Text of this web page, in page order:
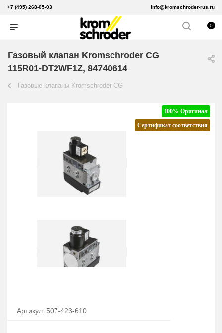
+7 (495) 268-05-03 info@kromschroder-rus.ru
0
Газовый клапан Kromschroder CG
115R01-DT2WF1Z, 84740614
Газовые клапаны Kromschroder CG
100% Оригинал
Сертификат соответствия
Артикул: 507-423-610